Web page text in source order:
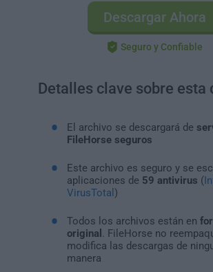
Descargar Ahora
Seguro y Confiable
Detalles clave sobre esta
El archivo se descargará de
FileHorse seguros
Este archivo es seguro y se
aplicaciones de 59 antivirus (
VirusTotal )
Todos los archivos están en
original
. FileHorse no
modifica las descargas de
manera